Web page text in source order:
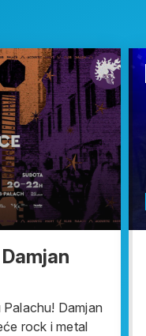
Damjan
rock i metal